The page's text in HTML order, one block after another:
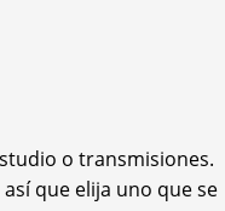
o transmisiones.
que elija uno que se